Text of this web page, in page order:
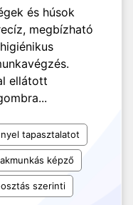
és húsok
megbízható
ellátott
tapasztalatot
képző
szerinti